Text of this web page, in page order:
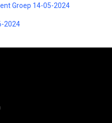
Groep 14-05-2024
2024